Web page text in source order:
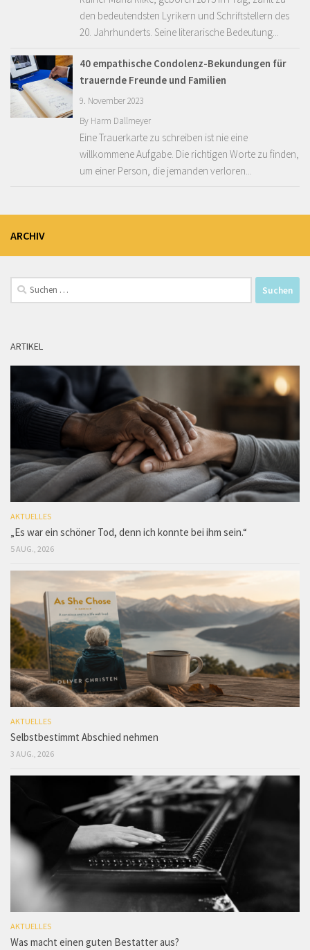
den bedeutendsten Lyrikern und Schriftstellern des
20. Jahrhunderts. Seine literarische Bedeutung...
40 empathische Condolenz-Bekundungen für
trauernde Freunde und Familien
9. November 2023
By Harm Dallmeyer
Eine Trauerkarte zu schreiben ist nie eine
willkommene Aufgabe. Die richtigen Worte zu finden,
um einer Person, die jemanden verloren...
ARCHIV
Suchen
nach:
ARTIKEL
AKTUELLES
„Es war ein schöner Tod, denn ich konnte bei ihm sein.“
5 AUG., 2026
AKTUELLES
Selbstbestimmt Abschied nehmen
3 AUG., 2026
AKTUELLES
Was macht einen guten Bestatter aus?